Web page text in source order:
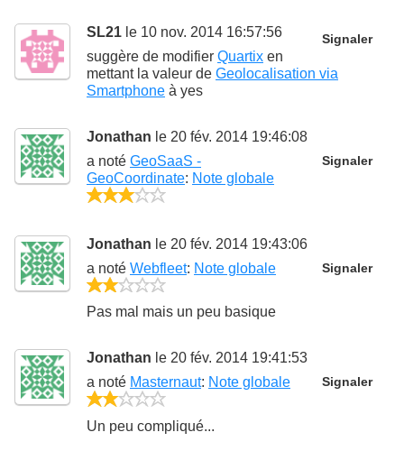
SL21 le 10 nov. 2014 16:57:56 Signaler
suggère de modifier Quartix en
mettant la valeur de Geolocalisation via
Smartphone à yes
Jonathan le 20 fév. 2014 19:46:08
Signaler
a noté GeoSaaS -
GeoCoordinate: Note globale
Jonathan le 20 fév. 2014 19:43:06
Signaler
a noté Webfleet: Note globale
Pas mal mais un peu basique
Jonathan le 20 fév. 2014 19:41:53
Signaler
a noté Masternaut: Note globale
Un peu compliqué...